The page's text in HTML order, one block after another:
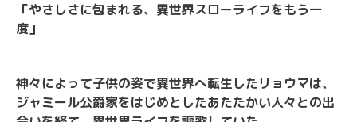
「やさしさに包まれる、異世界スローライフをもう一
度」
神々によって子供の姿で異世界へ転生したリョウマは、
ジャミール公爵家をはじめとしたあたたかい人々との出